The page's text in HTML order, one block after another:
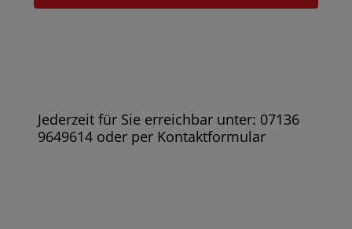
Jederzeit für Sie erreichbar unter: 07136
9649614 oder per Kontaktformular